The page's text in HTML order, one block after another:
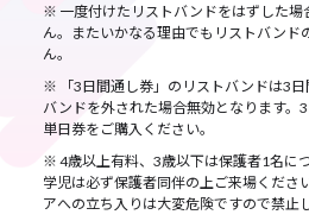
一度付けたリストバンドをはずした
ん。またいかなる理由でもリストバンド
ん。
「3日間通し券」のリストバンドは3
バンドを外された場合無効となります。
単日券をご購入ください。
4歳以上有料、3歳以下は保護者1名に
学児は必ず保護者同伴の上ご来場くださ
アへの立ち入りは大変危険ですので禁止